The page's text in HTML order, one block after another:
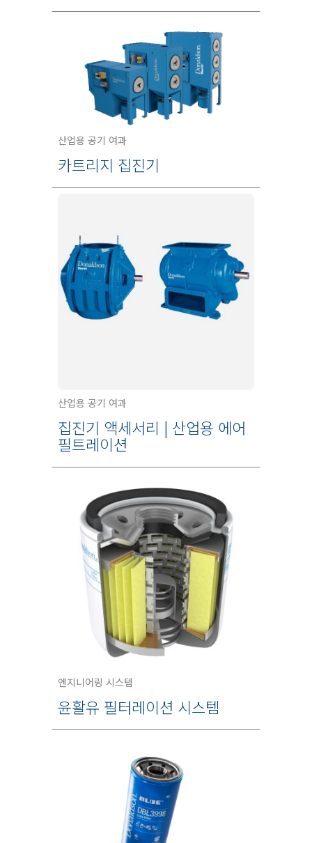
산업용 공기 여과
카트리지 집진기
산업용 공기 여과
집진기 액세서리 | 산업용 에어
필트레이션
엔지니어링 시스템
윤활유 필터레이션 시스템